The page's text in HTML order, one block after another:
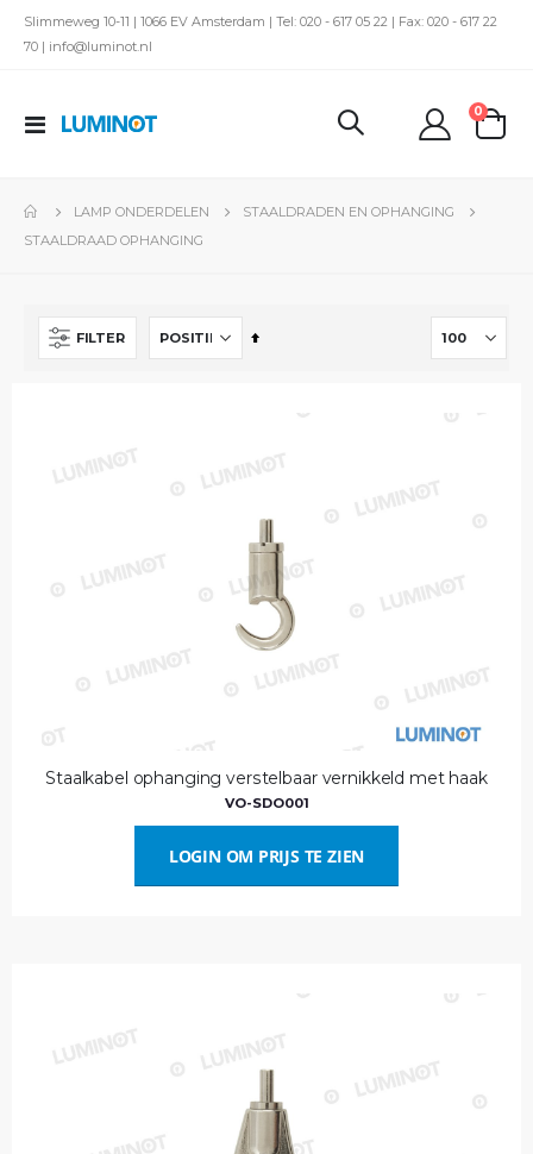
Slimmeweg 10-11 | 1066 EV Amsterdam | Tel: 020 - 617 05 22 | Fax: 020 - 617 22
70 | info@luminot.nl
Toggle
kar
0
LAMP ONDERDELEN
STAALDRADEN EN OPHANGING
STAALDRAAD OPHANGING
FILTER
Van
Staalkabel ophanging verstelbaar vernikkeld met haak
VO-SDO001
LOGIN OM PRIJS TE ZIEN